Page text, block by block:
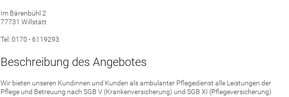
Im Bärenbühl 2
77731 Willstätt
Tel: 0170 - 6119293
Beschreibung des Angebotes
Wir bieten unseren Kundinnen und Kunden als ambulanter Pflegedienst alle Leistungen der
Pflege und Betreuung nach SGB V (Krankenversicherung) und SGB XI (Pflegeversicherung)